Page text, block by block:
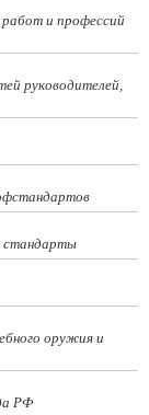
и профессий
руководителей,
стандарты
оружия и
РФ